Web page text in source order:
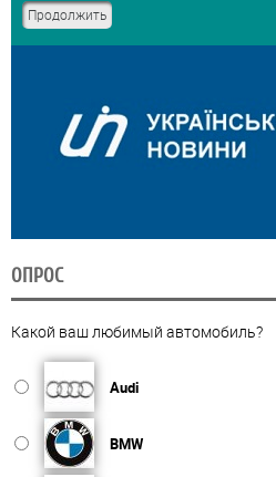
ОПРОС
Какой ваш любимый автомобиль?
Audi
BMW